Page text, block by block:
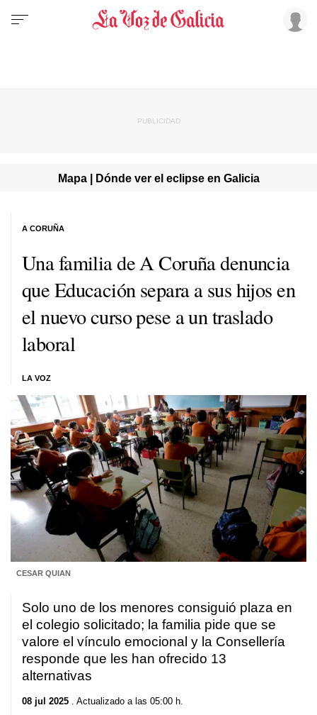
Mapa | Dónde ver el eclipse en Galicia
Una familia de A Coruña denuncia
que Educación separa a sus hijos en
el nuevo curso pese a un traslado
laboral
LA VOZ
A CORUÑA
CESAR QUIAN
Solo uno de los menores consiguió plaza en
el colegio solicitado; la familia pide que se
valore el vínculo emocional y la Consellería
responde que les han ofrecido 13
alternativas
08 jul 2025 . Actualizado a las 05:00 h.